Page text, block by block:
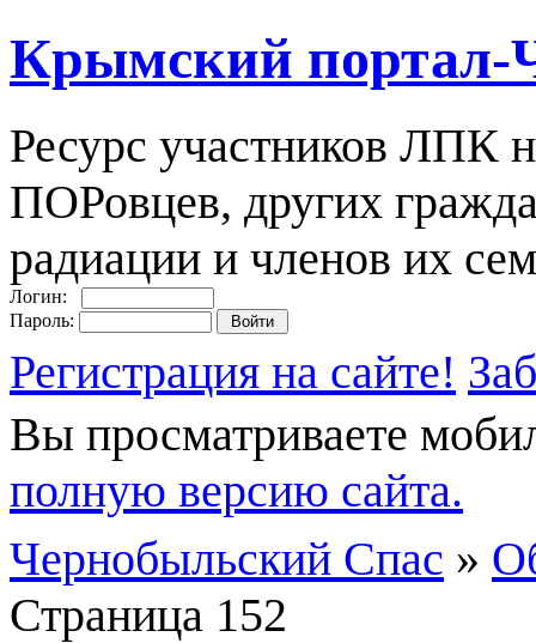
Крымский портал-
Ресурс участников ЛПК
ПОРовцев, других
радиации и членов их
Логин:
Пароль:
Регистрация на сайте!
Вы просматриваете
полную версию сайта.
Чернобыльский Спас »
Страница 152